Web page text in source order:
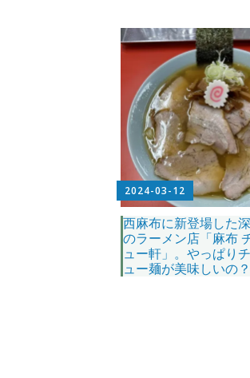
2024-03-12
西麻布に新登場した
のラーメン店「麻布
ュー軒」。やっぱり
ュー麺が美味しいの？